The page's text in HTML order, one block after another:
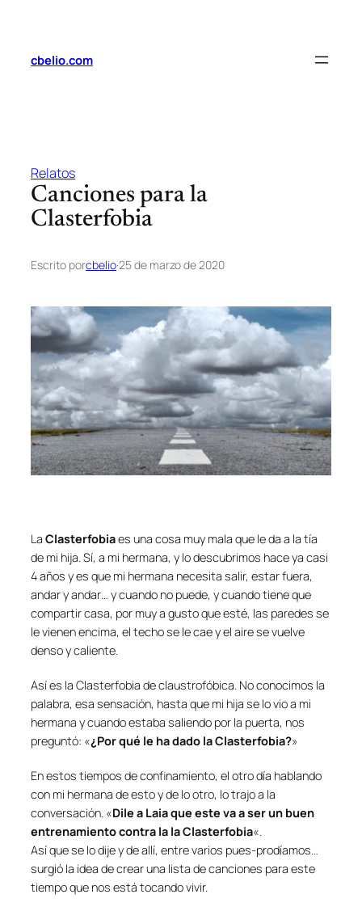
contenido
cbelio.com
Relatos
Canciones para la
Clasterfobia
Escrito porcbelio·25 de marzo de 2020
La Clasterfobiaes una cosa muy mala que le da a la tía
de mi hija. Sí, a mi hermana, y lo descubrimos hace ya casi
4 años y es que mi hermana necesita salir, estar fuera,
andar y andar… y cuando no puede, y cuando tiene que
compartir casa, por muy a gusto que esté, las paredes se
le vienen encima, el techo se le cae y el aire se vuelve
denso y caliente.
Así es la Clasterfobia de claustrofóbica. No conocimos la
palabra, esa sensación, hasta que mi hija se lo vio a mi
hermana y cuando estaba saliendo por la puerta, nos
preguntó: «¿Por qué le ha dado la Clasterfobia?»
En estos tiempos de confinamiento, el otro día hablando
con mi hermana de esto y de lo otro, lo trajo a la
conversación. «Dile a Laia que este va a ser un buen
entrenamiento contra la laClasterfobia«.
Así que se lo dije y de allí, entre varios pues-prodíamos…
surgió la idea de crear una lista de canciones para este
tiempo que nos está tocando vivir.